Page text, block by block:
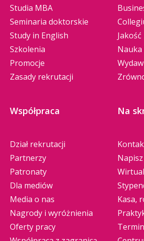
Studia MBA
Seminaria doktorskie
Study in English
Szkolenia
Promocje
Zasady rekrutacji
Jakość
Nauka
Współpraca
Dział rekrutacji
Partnerzy
Patronaty
Dla mediów
Media o nas
Nagrody i wyróżnienia
Oferty pracy
Na
Kasa,